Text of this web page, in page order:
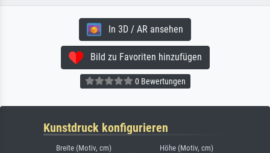
In 3D / AR ansehen
Bild zu Favoriten hinzufügen
0 Bewertungen
Kunstdruck konfigurieren
Breite (Motiv, cm) Höhe (Motiv, cm)